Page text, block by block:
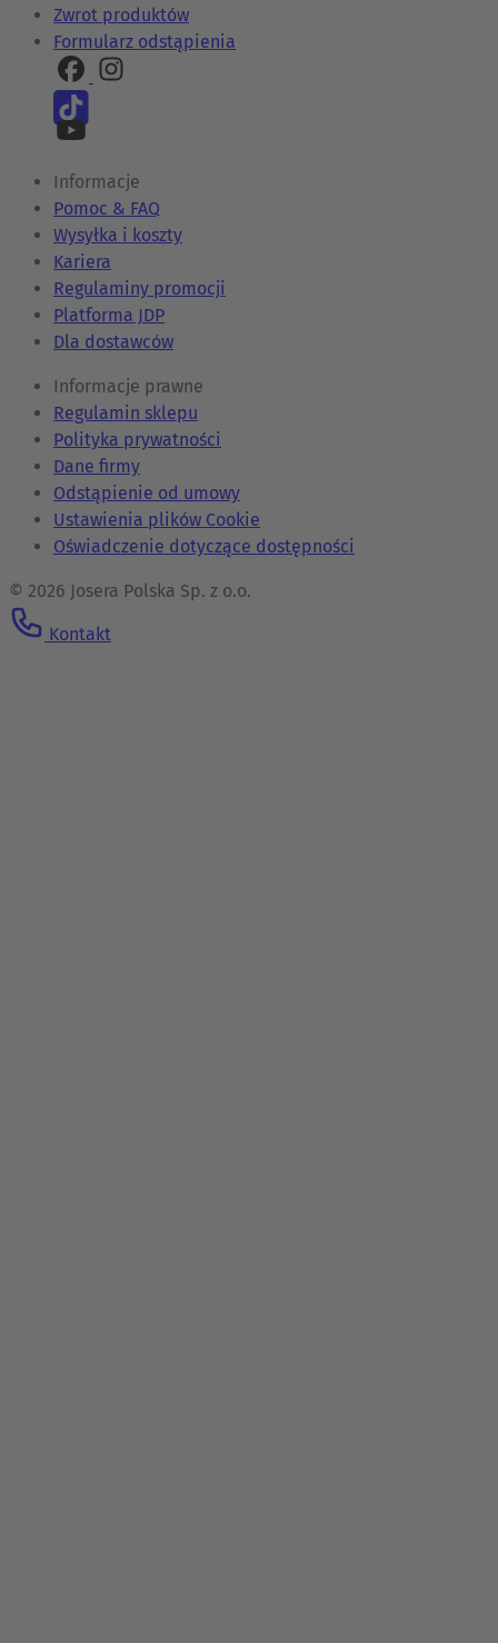
Zwrot produktów
Formularz odstąpienia
Informacje
Pomoc & FAQ
Wysyłka i koszty
Kariera
Regulaminy promocji
Platforma JDP
Dla dostawców
Informacje prawne
Regulamin sklepu
Polityka prywatności
Dane firmy
Odstąpienie od umowy
Ustawienia plików Cookie
Oświadczenie dotyczące dostępności
© 2026 Josera Polska Sp. z o.o.
Kontakt